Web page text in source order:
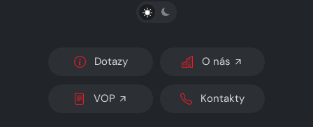
PŘEPNOUT SVĚTLÝ/TMAVÝ REŽIM
Dotazy O nás
VOP Kontakty